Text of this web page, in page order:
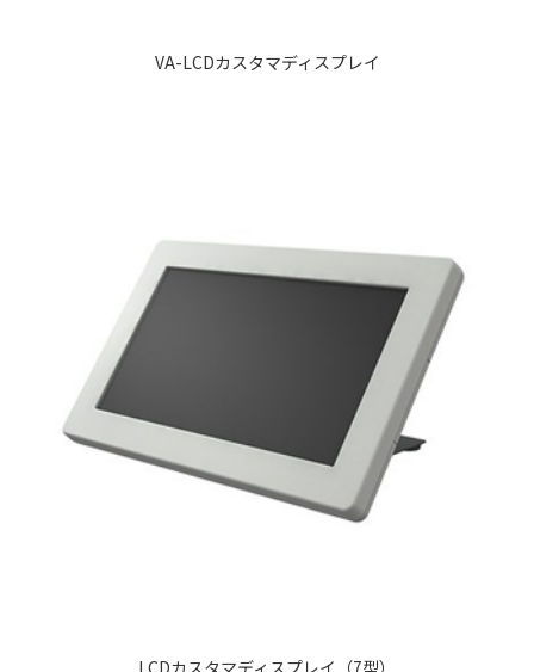
VA-LCDカスタマディスプレイ
LCDカスタマディスプレイ（7型）